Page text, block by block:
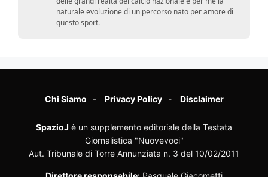
naturale evoluzione di un percorso nato per amore di
questo sport.
Chi Siamo Privacy Policy Disclaimer
SpazioJ è un supplemento editoriale della Testata
Giornalistica "Nuovevoci"
Aut. Tribunale di Torre Annunziata n. 3 del 10/02/2011